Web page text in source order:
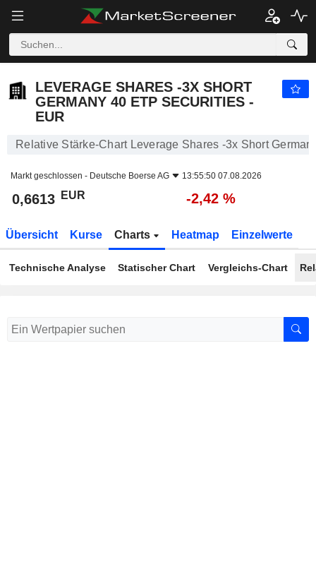
LEVERAGE SHARES -3X SHORT
GERMANY 40 ETP SECURITIES -
EUR
Relative Stärke-Chart Leverage Shares -3x Short
Markt geschlossen - Deutsche Boerse AG 13:55:50 07.08.2026
0,6613 EUR -2,42 %
Übersicht Kurse Charts Heatmap Einzelwerte
Technische Analyse Statischer Chart Vergleichs-Chart